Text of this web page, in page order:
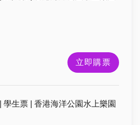
立即購票
學生票 | 香港海洋公園水上樂園